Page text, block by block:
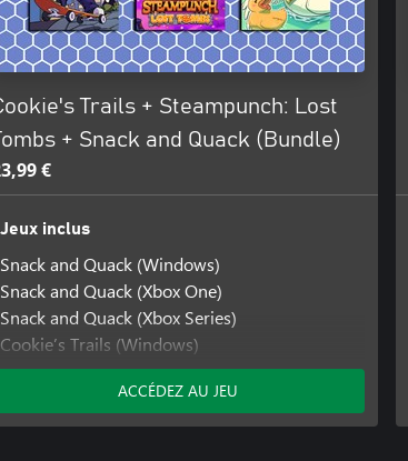
Trails + Steampunch: Lost
+ Snack and Quack (Bundle)
€
Jeux inclus
Snack and Quack (Windows)
Snack and Quack (Xbox One)
Snack and Quack (Xbox Series)
Cookie’s Trails (Windows)
Cookie’s Trails (Xbox One)
Cookie’s Trails (Xbox Series)
Steampunch: Lost Tombs
ACCÉDEZ AU JEU